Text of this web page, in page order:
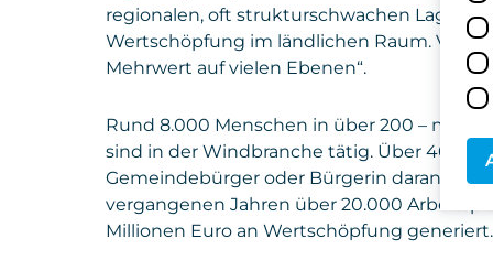
regionalen, oft strukturschwachen Lagen.
Wertschöpfung im ländlichen Raum. Von
Mehrwert auf vielen Ebenen“.
Rund 8.000 Menschen in über 200 –
sind in der Windbranche tätig. Über
Gemeindebürger oder Bürgerin daran
vergangenen Jahren über 20.000
Millionen Euro an Wertschöpfung generiert.